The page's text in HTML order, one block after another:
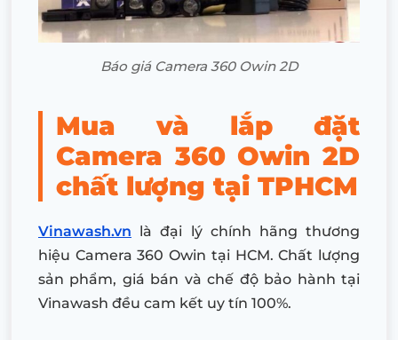
Báo giá Camera 360 Owin 2D
Mua và lắp đặt
Camera 360 Owin 2D
chất lượng tại TPHCM
Vinawash.vn là đại lý chính hãng thương
hiệu Camera 360 Owin tại HCM. Chất lượng
sản phẩm, giá bán và chế độ bảo hành tại
Vinawash đều cam kết uy tín 100%.